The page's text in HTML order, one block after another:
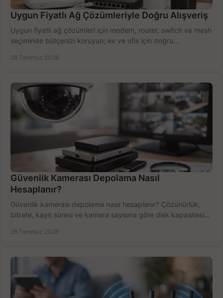
Uygun Fiyatlı Ağ Çözümleriyle Doğru Alışveriş
Uygun fiyatlı ağ çözümleri için modem, router, switch ve mesh
seçiminde bütçenizi koruyun; ev ve ofis için doğru
28 Temmuz 2026
Güvenlik Kamerası Depolama Nasıl
Hesaplanır?
Güvenlik kamerası depolama nasıl hesaplanır? Çözünürlük,
bitrate, kayıt süresi ve kamera sayısına göre disk kapasitesini
26 Temmuz 2026